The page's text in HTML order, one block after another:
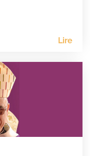
Lire